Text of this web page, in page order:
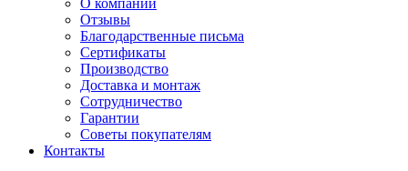
О компании
Отзывы
Благодарственные письма
Сертификаты
Производство
Доставка и монтаж
Сотрудничество
Гарантии
Советы покупателям
Контакты